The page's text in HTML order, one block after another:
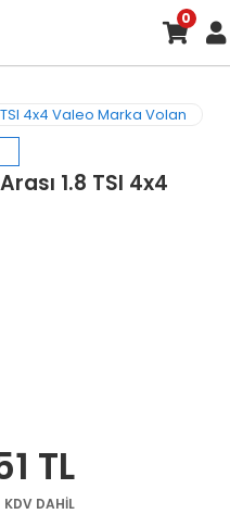
0
1.8 TSI 4x4
TL
KDV DAHİL